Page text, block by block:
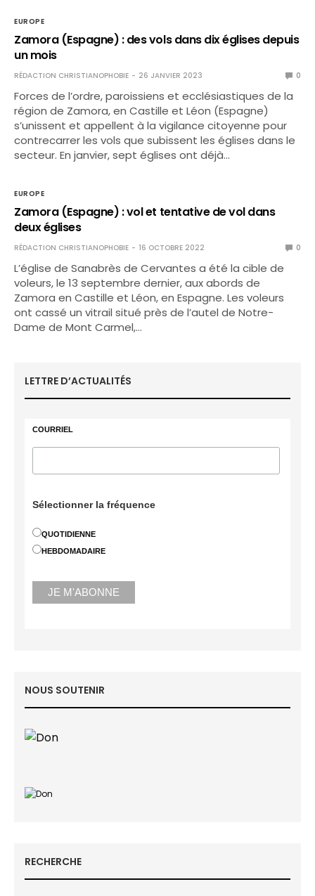
EUROPE
Zamora (Espagne) : des vols dans dix églises depuis
un mois
RÉDACTION CHRISTIANOPHOBIE 26 JANVIER 2023 0
Forces de l’ordre, paroissiens et ecclésiastiques de la
région de Zamora, en Castille et Léon (Espagne)
s’unissent et appellent à la vigilance citoyenne pour
contrecarrer les vols que subissent les églises dans le
secteur. En janvier, sept églises ont déjà…
EUROPE
Zamora (Espagne) : vol et tentative de vol dans
deux églises
RÉDACTION CHRISTIANOPHOBIE 16 OCTOBRE 2022 0
L’église de Sanabrès de Cervantes a été la cible de
voleurs, le 13 septembre dernier, aux abords de
Zamora en Castille et Léon, en Espagne. Les voleurs
ont cassé un vitrail situé près de l’autel de Notre-
Dame de Mont Carmel,…
LETTRE D’ACTUALITÉS
COURRIEL
Sélectionner la fréquence
QUOTIDIENNE
HEBDOMADAIRE
NOUS SOUTENIR
RECHERCHE